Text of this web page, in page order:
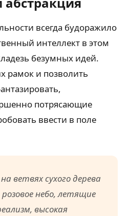
всегда будоражило
интеллект в этом
безумных идей.
рамок и позволить
потрясающие
ввести в поле
ветвях сухого дерева
небо, летящие
высокая